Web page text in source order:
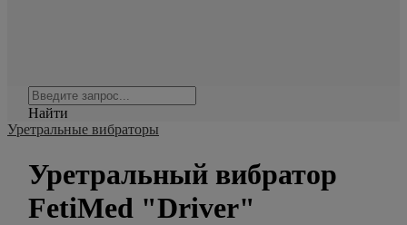
Найти
Уретральные вибраторы
Уретральный вибратор
FetiMed "Driver"